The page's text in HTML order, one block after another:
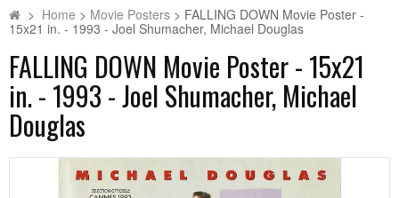
> Home > Movie Posters > FALLING DOWN Movie Poster -
15x21 in. - 1993 - Joel Shumacher, Michael Douglas
FALLING DOWN Movie Poster - 15x21
in. - 1993 - Joel Shumacher, Michael
Douglas